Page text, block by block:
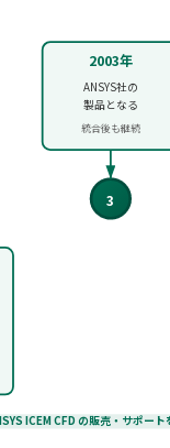
3
2003年
ANSYS社の
製品となる
統合後も継続
ICEM CFD の販売・サポート